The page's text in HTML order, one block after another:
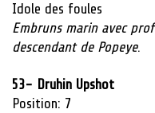
Idole des foules
Embruns marin avec
descendant de Popeye.
53- Druhin Upshot
Position: 7